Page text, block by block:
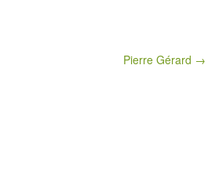
Pierre Gérard →